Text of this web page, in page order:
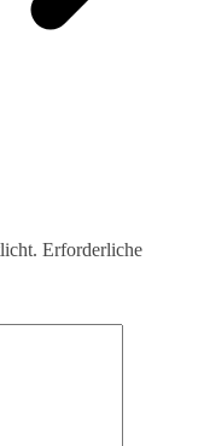
Erforderliche